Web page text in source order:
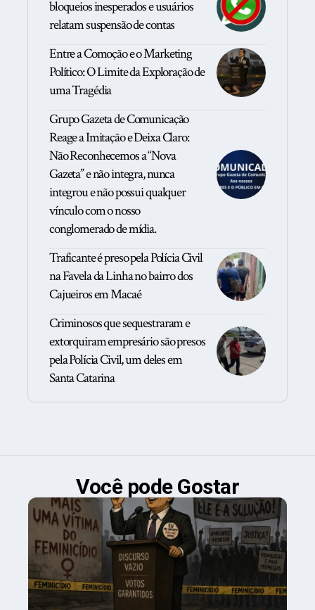
bloqueios inesperados e usuários
relatam suspensão de contas
Entre a Comoção e o Marketing
Político: O Limite da Exploração de
uma Tragédia
Grupo Gazeta de Comunicação
Reage a Imitação e Deixa Claro:
Não Reconhecemos a “Nova
Gazeta” e não integra, nunca
integrou e não possui qualquer
vínculo com o nosso
conglomerado de mídia.
Traficante é preso pela Polícia Civil
na Favela da Linha no bairro dos
Cajueiros em Macaé
Criminosos que sequestraram e
extorquiram empresário são presos
pela Polícia Civil, um deles em
Santa Catarina
Você pode Gostar